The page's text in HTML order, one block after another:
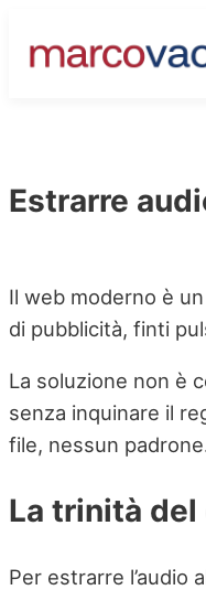
Estrarre
Il web moderno è
di pubblicità, finti
La soluzione non è
senza inquinare il
file, nessun
La trinità
Per estrarre l’audio